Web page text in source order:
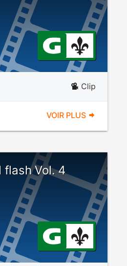
Clip
VOIR PLUS
flash Vol. 4